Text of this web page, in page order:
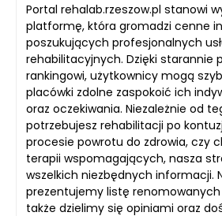
Portal rehalab.rzeszow.pl stanowi
platformę, która gromadzi cenne
poszukujących profesjonalnych
rehabilitacyjnych. Dzięki starannie
rankingowi, użytkownicy mogą
placówki zdolne zaspokoić ich
oraz oczekiwania. Niezależnie od
potrzebujesz rehabilitacji po
procesie powrotu do zdrowia, czy
terapii wspomagających, nasza
wszelkich niezbędnych informacji.
prezentujemy listę renomowanych
także dzielimy się opiniami oraz